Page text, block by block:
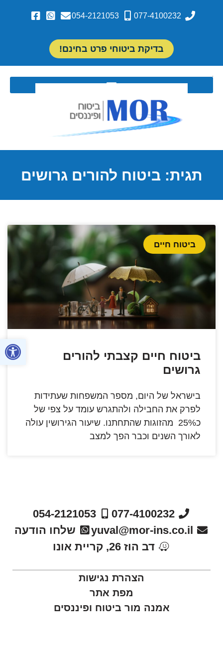
פתח
077-4100232
054-2121053
בדיקת ביטוחי פרט בחינם!
תגית: ביטוח להורים גרושים
ביטוח חיים
ביטוח חיים קצבתי להורים
גרושים
בישראל של היום, מספר המשפחות שעתידות
לפרק את החבילה ולהתגרש עומד על צפי של
כ25% מהזוגות שהתחתנו. שיעור הגירושין עולה
לאורך השנים וכבר הפך למצב
077-4100232
054-2121053
yuval@mor-ins.co.il
שלחו הודעה
דב הוז 26, קריית אונו
הצהרת נגישות
מפת אתר
אמנה מור ביטוח ופיננסים